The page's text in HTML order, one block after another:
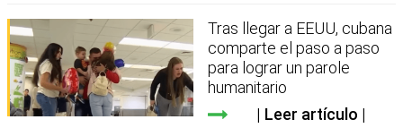
Tras llegar a EEUU, cubana
comparte el paso a paso
para lograr un parole
humanitario
Leer artículo